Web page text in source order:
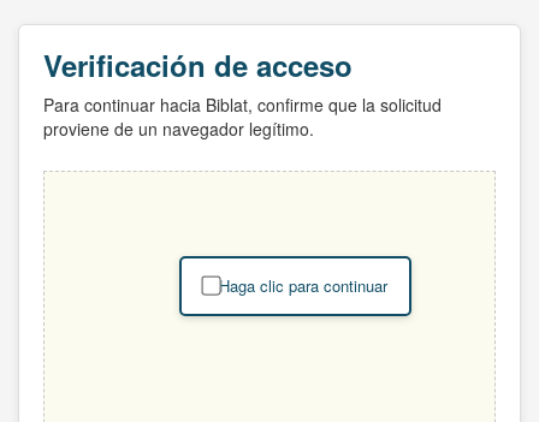
Verificación de acceso
Para continuar hacia Biblat, confirme que la solicitud
proviene de un navegador legítimo.
Haga clic para continuar